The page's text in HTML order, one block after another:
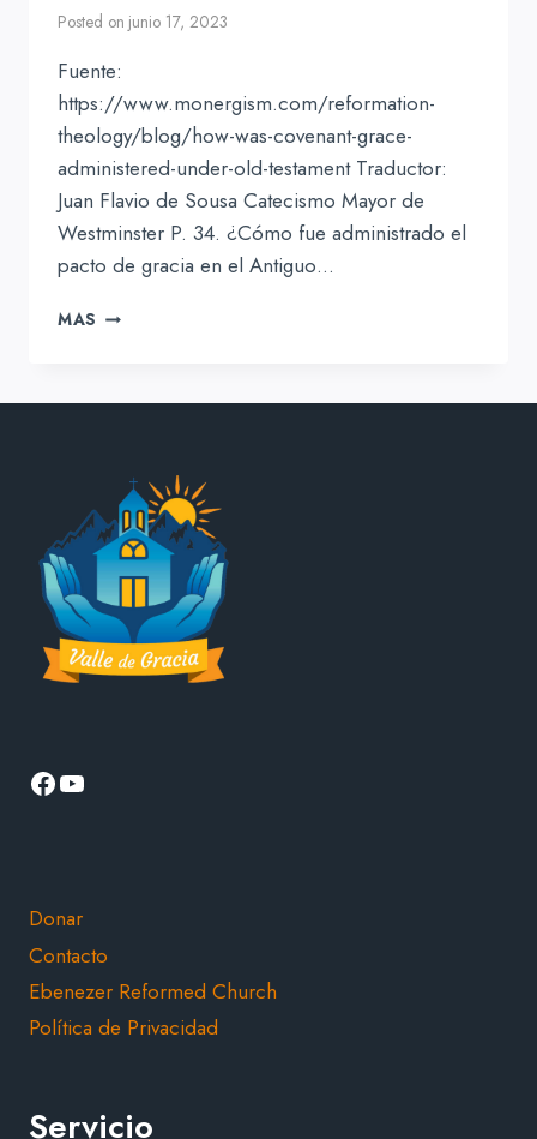
Posted on junio 17, 2023
Fuente:
https://www.monergism.com/reformation-
theology/blog/how-was-covenant-grace-
administered-under-old-testament Traductor:
Juan Flavio de Sousa Catecismo Mayor de
Westminster P. 34. ¿Cómo fue administrado el
pacto de gracia en el Antiguo…
MAS ¿CÓMO
EL
ANTIGUO
TESTAMENTO?
Facebook
YouTube
Donar
Contacto
Ebenezer Reformed Church
Política de Privacidad
Servicio